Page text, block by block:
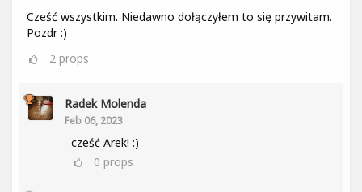
Cześć wszystkim. Niedawno dołączyłem to się przywitam.
Pozdr :)
2 props
Radek Molenda
Feb 06, 2023
cześć Arek! :)
0 props